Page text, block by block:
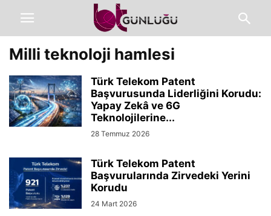
Milli teknoloji hamlesi
Türk Telekom Patent
Başvurusunda Liderliğini Korudu:
Yapay Zekâ ve 6G
Teknolojilerine...
28 Temmuz 2026
Türk Telekom Patent
Başvurularında Zirvedeki Yerini
Korudu
24 Mart 2026